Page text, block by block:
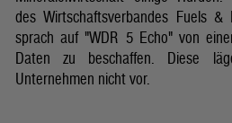
des Wirtschaftsverbandes Fuels &
sprach auf "WDR 5 Echo" von
Daten zu beschaffen. Diese
Unternehmen nicht vor.